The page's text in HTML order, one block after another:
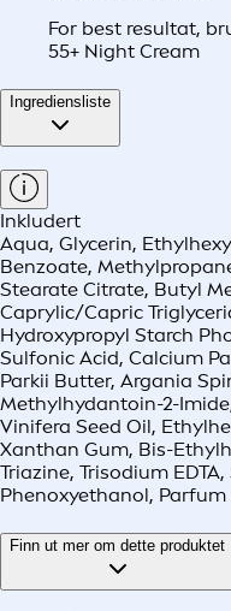
For best resultat,
55+ Night Cream
Ingrediensliste
Inkludert
Aqua, Glycerin,
Benzoate,
Stearate Citrate, Butyl
Caprylic/Capric
Hydroxypropyl Starch
Sulfonic Acid, Calcium
Parkii Butter, Argania
Methylhydantoin-2-
Vinifera Seed Oil,
Xanthan Gum, Bis-
Triazine, Trisodium
Phenoxyethanol, Parfum
Finn ut mer om dette produktet